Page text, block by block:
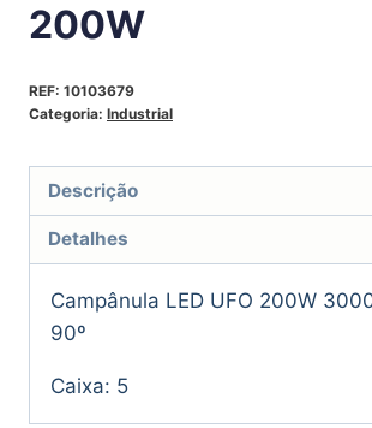
200W
REF: 10103679
Categoria: Industrial
Descrição
Detalhes
Campânula LED UFO 200W
90º
Caixa: 5